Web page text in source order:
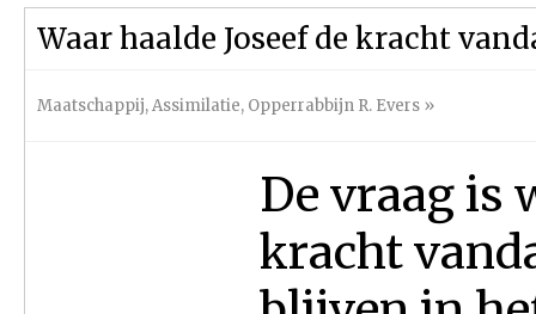
Waar haalde Joseef de kracht
Maatschappij,Assimilatie, Opperrabbijn R. Evers »
De vraag is
kracht